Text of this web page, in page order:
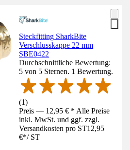
Steckfitting SharkBite
Verschlusskappe 22 mm
SBE0422
Durchschnittliche Bewertung:
5 von 5 Sternen. 1 Bewertung.
(1)
Preis — 12,95 € * Alle Preise
inkl. MwSt. und ggf. zzgl.
Versandkosten pro ST12,95
€*/ ST